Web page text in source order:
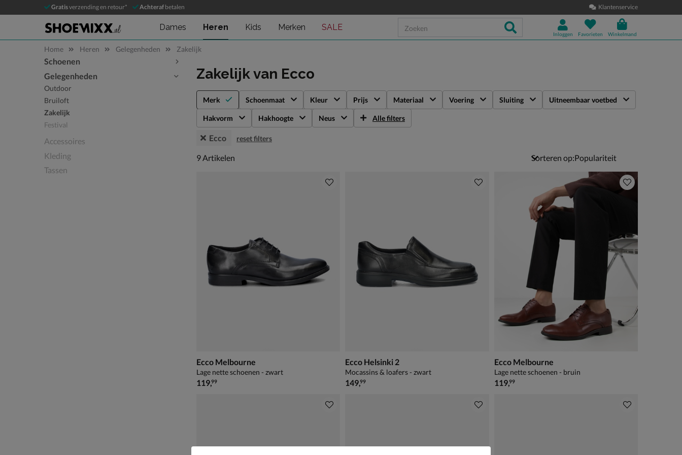
Gratisverzending en retour* Achteraf betalen Klantenservice
Dames Heren Kids Merken SALE
Inloggen Favorieten Winkelmand
Home Heren Gelegenheden Zakelijk
Sla categorieën over
Schoenen
Gelegenheden
Outdoor
Bruiloft
Zakelijk
Festival
Accessoires
Kleding
Tassen
Zakelijkvan Ecco
Merk Schoenmaat Kleur Prijs Materiaal Voering Sluiting Uitneembaar voetbed
Hakvorm Hakhoogte Neus Alle filters
Ecco reset filters
9 artikelen
9Artikelen Sorteren op:
Ecco Melbourne
Lage nette schoenen - zwart
€ 119,99
119,99
Ecco Helsinki 2
Mocassins & loafers - zwart
€ 149,99
149,99
Ecco Melbourne
Lage nette schoenen - bruin
€ 119,99
119,99